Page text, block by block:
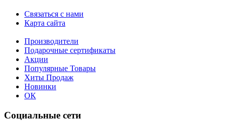
Связаться с нами
Карта сайта
Производители
Подарочные сертификаты
Акции
Популярные Товары
Хиты Продаж
Новинки
ОК
Социальные сети